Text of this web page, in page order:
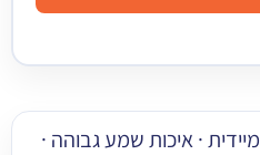
שמע גבוהה ·